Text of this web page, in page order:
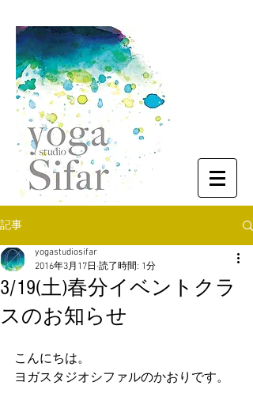
記事
3/19(土)春分イベントクラ
スのお知らせ
yogastudiosifar
2016年3月17日 読了時間: 1分
こんにちは。
ヨガスタジオシファルのかおりです。